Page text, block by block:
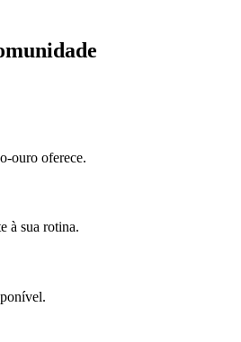
ouro oferece.
à sua rotina.